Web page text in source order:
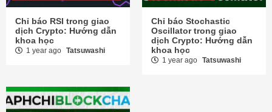
Chỉ báo RSI trong giao
dịch Crypto: Hướng dẫn
khoa học
1 year ago Tatsuwashi
Chỉ báo Stochastic
Oscillator trong giao
dịch Crypto: Hướng dẫn
khoa học
1 year ago Tatsuwashi